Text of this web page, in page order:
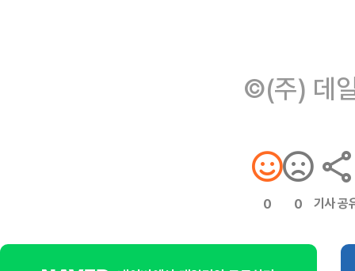
©(주) 데
0 0 기사 공